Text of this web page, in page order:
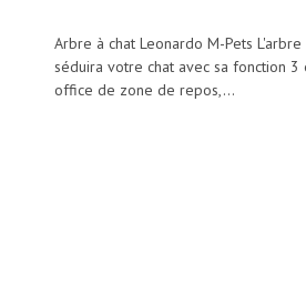
Arbre à chat Leonardo M-Pets
séduira votre chat avec sa fonction
office de zone de repos,...